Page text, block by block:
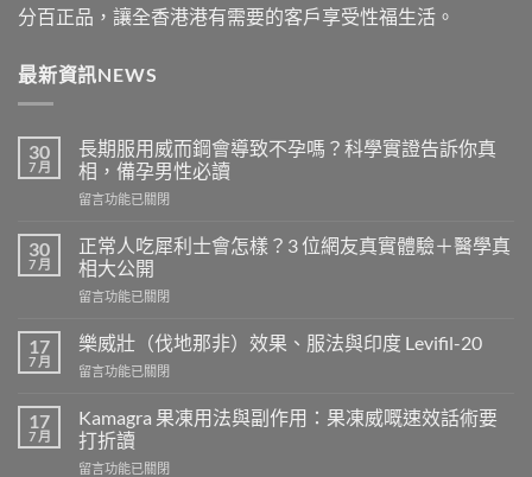
分百正品，讓全香港港有需要的客戶享受性福生活。
最新資訊NEWS
30
7 月
長期服用威而鋼會導致不孕嗎？科學實證告訴你真
相，備孕男性必讀
在
期
服
用
威
鋼
導
不
孕
嗎？
留言功能已關閉
30
7 月
正常人吃犀利士會怎樣？3 位網友真實體驗＋醫學真
相大公開
在
常
人
吃
利
士
留言功能已關閉
17
7 月
樂威壯（伐地那非）效果、服法與印度 Levifil-20
在
威
壯
（伐
地
留言功能已關閉
17
7 月
Kamagra 果凍用法與副作用：果凍威嘅速效話術要
打折讀
在
留言功能已關閉